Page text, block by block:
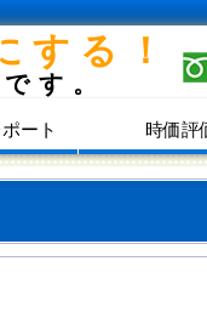
する！
す。
ート 時価評